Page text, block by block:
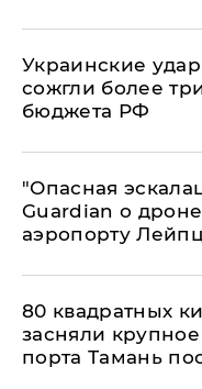
Украинские
сожгли более
бюджета РФ
"Опасная
Guardian о
аэропорту
80 квадратных
засняли
порта Тамань